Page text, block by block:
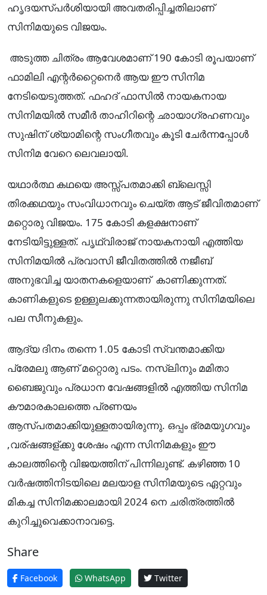
ഹൃദയസ്പർശിയായി അവതരിപ്പിച്ചതിലാണ്
സിനിമയുടെ വിജയം.
അടുത്ത ചിത്രം ആവേശമാണ് 190 കോടി രൂപയാണ്
ഫാമിലി എന്റർറ്റൈനെർ ആയ ഈ സിനിമ
നേടിയെടുത്തത്. ഫഹദ് ഫാസിൽ നായകനായ
സിനിമയിൽ സമീർ താഹിറിന്റെ ഛായാഗ്രഹണവും
സുഷിന് ശ്യാമിന്റെ സംഗീതവും കൂടി ചേർന്നപ്പോൾ
സിനിമ വേറെ ലെവലായി.
യഥാർത്ഥ കഥയെ അസ്സ്പതമാക്കി ബ്ലെസ്സി
തിരക്കഥയും സംവിധാനവും ചെയ്ത ആട് ജീവിതമാണ്
മറ്റൊരു വിജയം. 175 കോടി കളക്ഷനാണ്
നേടിയിട്ടുള്ളത്. പൃഥ്വിരാജ് നായകനായി എത്തിയ
സിനിമയിൽ പ്രവാസി ജീവിതത്തിൽ നജീബ്
അനുഭവിച്ച യാതനകളെയാണ് കാണിക്കുന്നത്.
കാണികളുടെ ഉള്ളുലക്കുന്നതായിരുന്നു സിനിമയിലെ
പല സീനുകളും.
ആദ്യ ദിനം തന്നെ 1.05 കോടി സ്വന്തമാക്കിയ
പ്രേമലു ആണ് മറ്റൊരു പടം. നസ്ലിനും മമിതാ
ബൈജുവും പ്രധാന വേഷങ്ങളിൽ എത്തിയ സിനിമ
കൗമാരകാലത്തെ പ്രണയം
ആസ്പതമാക്കിയുള്ളതായിരുന്നു. ഒപ്പം ഭ്രമയുഗവും
,വര്ഷങ്ങള്ക്കു ശേഷം എന്ന സിനിമകളും ഈ
കാലത്തിന്റെ വിജയത്തിന് പിന്നിലുണ്ട്. കഴിഞ്ഞ 10
വർഷത്തിനിടയിലെ മലയാള സിനിമയുടെ ഏറ്റവും
മികച്ച സിനിമക്കാലമായി 2024 നെ ചരിത്രത്തിൽ
കുറിച്ചുവെക്കാനാവട്ടെ.
Share
Facebook WhatsApp Twitter